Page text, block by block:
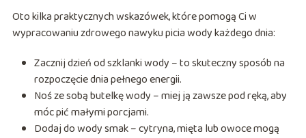
Oto kilka praktycznych wskazówek, które pomogą Ci w
wypracowaniu zdrowego nawyku picia wody każdego dnia:
Zacznij dzień od szklanki wody – to skuteczny sposób na
rozpoczęcie dnia pełnego energii.
Noś ze sobą butelkę wody – miej ją zawsze pod ręką, aby
móc pić małymi porcjami.
Dodaj do wody smak – cytryna, mięta lub owoce mogą